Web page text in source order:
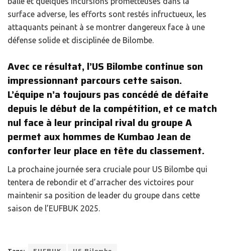
surface adverse, les efforts sont restés infructueux, les
attaquants peinant à se montrer dangereux face à une
défense solide et disciplinée de Bilombe.
Avec ce résultat, l’US Bilombe continue son
impressionnant parcours cette saison.
L’équipe n’a toujours pas concédé de défaite
depuis le début de la compétition, et ce match
nul face à leur principal rival du groupe A
permet aux hommes de Kumbao Jean de
conforter leur place en tête du classement.
La prochaine journée sera cruciale pour US Bilombe qui
tentera de rebondir et d’arracher des victoires pour
maintenir sa position de leader du groupe dans cette
saison de l’EUFBUK 2025.